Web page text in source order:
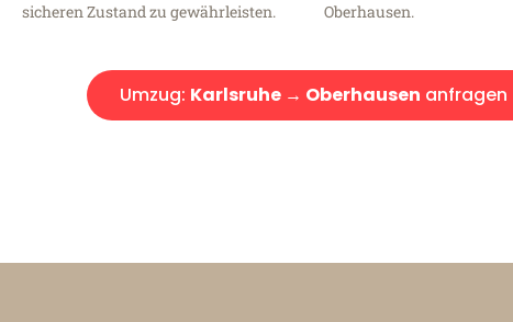
sicheren Zustand zu gewährleisten.
Oberhausen.
Umzug: Karlsruhe → Oberhausen anfragen